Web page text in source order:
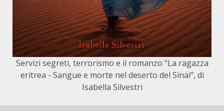
Servizi segreti, terrorismo e il romanzo "La ragazza
eritrea - Sangue e morte nel deserto del Sinai", di
Isabella Silvestri